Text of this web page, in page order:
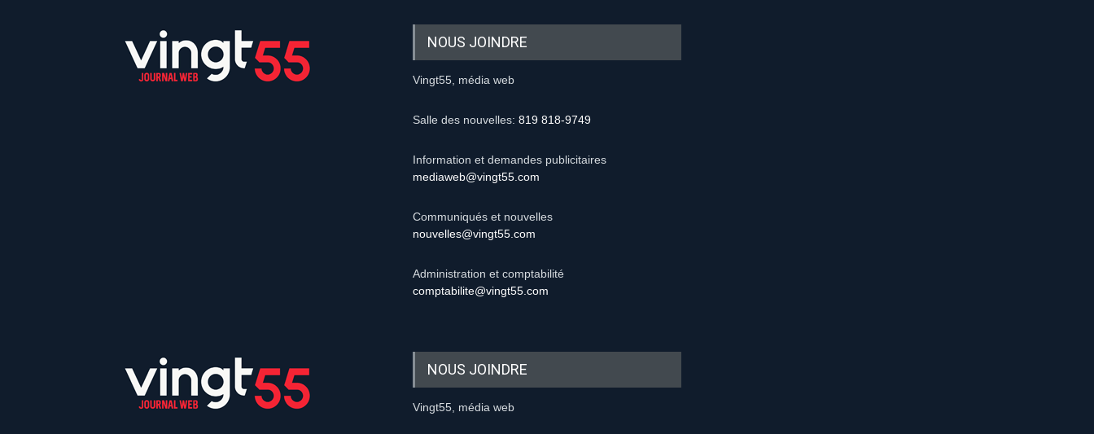
NOUS JOINDRE
Vingt55, média web
Salle des nouvelles: 819 818-9749
Information et demandes publicitaires
mediaweb@vingt55.com
Communiqués et nouvelles
nouvelles@vingt55.com
Administration et comptabilité
comptabilite@vingt55.com
NOUS JOINDRE
Vingt55, média web